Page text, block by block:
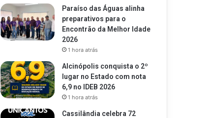
Paraíso das Águas alinha
preparativos para o
Encontrão da Melhor Idade
2026
1 hora atrás
Alcinópolis conquista o 2º
lugar no Estado com nota
6,9 no IDEB 2026
1 hora atrás
Cassilândia celebra 72